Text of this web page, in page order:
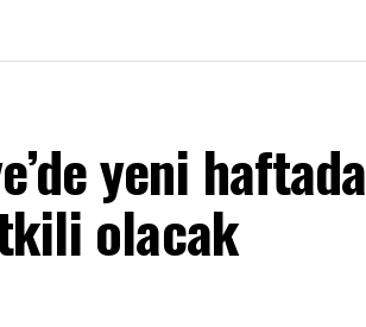
yeni haftada
olacak